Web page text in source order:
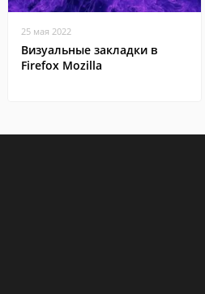
25 мая 2022
Визуальные закладки в
Firefox Mozilla